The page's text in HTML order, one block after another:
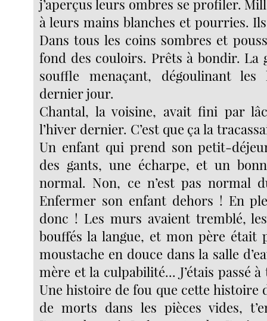
j’aperçus leurs ombres se profiler.
à leurs mains blanches et pourries.
Dans tous les coins sombres et
fond des couloirs. Prêts à bondir. La
souffle menaçant, dégoulinant
dernier jour.
Chantal, la voisine, avait fini par
l’hiver dernier. C’est que ça la
Un enfant qui prend son petit-
des gants, une écharpe, et un
normal. Non, ce n’est pas normal
Enfermer son enfant dehors ! En
donc ! Les murs avaient tremblé,
bouffés la langue, et mon père était
moustache en douce dans la salle
mère et la culpabilité... J’étais passé
Une histoire de fou que cette histoire
de morts dans les pièces vides,